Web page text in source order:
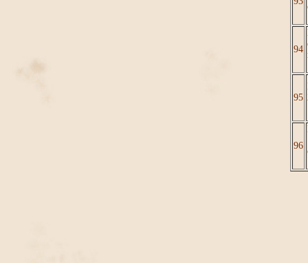
94
95
96